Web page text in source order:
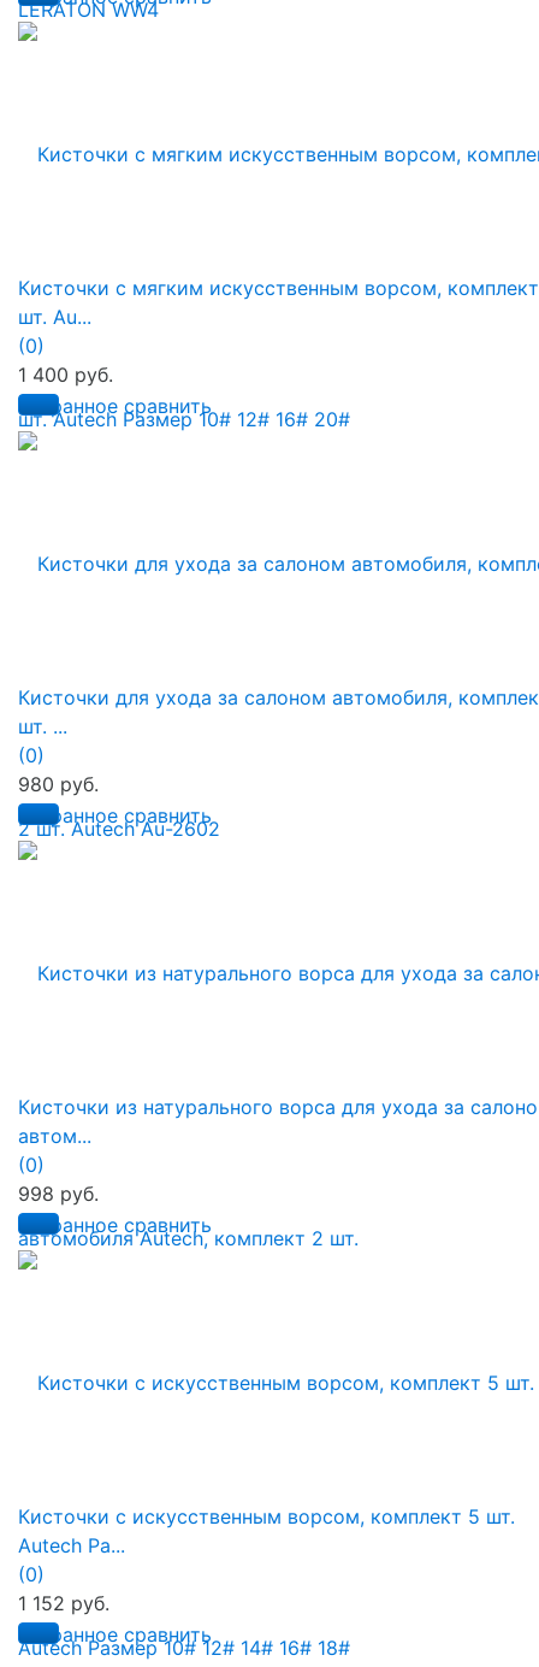
избранное сравнить
Кисточки с мягким искусственным ворсом,
шт. Au...
(0)
1 400 руб.
избранное сравнить
Кисточки для ухода за салоном автомобиля,
шт. ...
(0)
980 руб.
избранное сравнить
Кисточки из натурального ворса для ухода за
автом...
(0)
998 руб.
избранное сравнить
Кисточки с искусственным ворсом, комплект 5 шт.
Autech Ра...
(0)
1 152 руб.